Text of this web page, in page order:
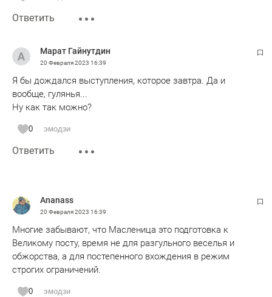
Ответить
Марат Гайнутдин
20 Февраля 2023 16:39
Я бы дождался выступления, которое завтра. Да и
вообще, гулянья...
Ну как так можно?
0 эмодзи
Ответить
Ananass
20 Февраля 2023 16:39
Многие забывают, что Масленица это подготовка к
Великому посту, время не для разгульного веселья и
обжорства, а для постепенного вхождения в режим
строгих ограничений.
0 эмодзи